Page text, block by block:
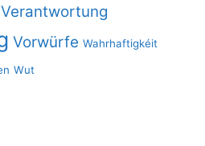
Verantwortung
Vorwürfe Wahrhaftigkéit
Wut